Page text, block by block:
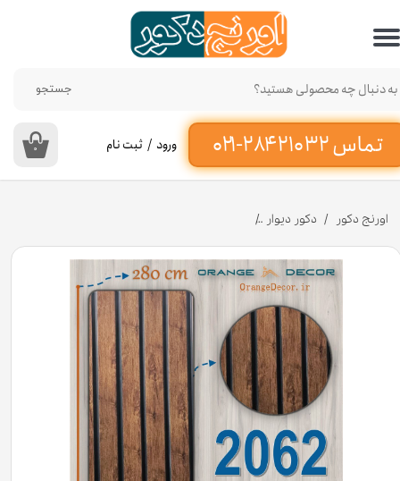
تماس ۳۲ ۲۱۰ ۲۸۴-۰۲۱‌
جستجو
۰ ورود / ثبت نام
حساب کاربری من
تغییر گذر واژه
سفارشات
خروج از حساب کاربری
اورنج دکور دکور دیوار